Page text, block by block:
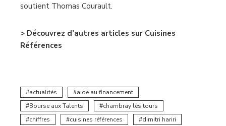
soutient Thomas Courault.
> Découvrez d’autres articles sur Cuisines
Références
actualités
aide au financement
Bourse aux Talents
chambray lès tours
chiffres
cuisines références
dimitri hariri